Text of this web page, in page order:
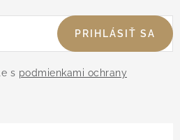
s podmienkami ochrany
PRIHLÁSIŤ SA